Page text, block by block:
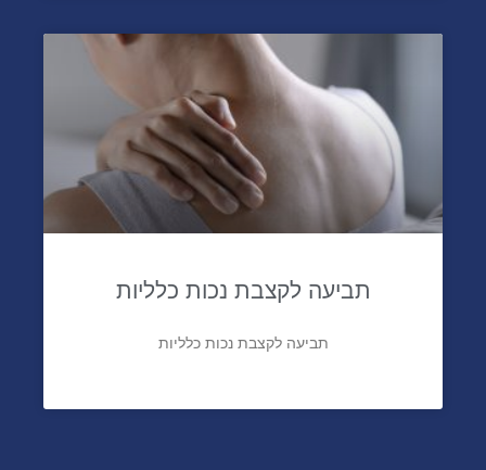
תביעה לקצבת נכות כלליות
תביעה לקצבת נכות כלליות